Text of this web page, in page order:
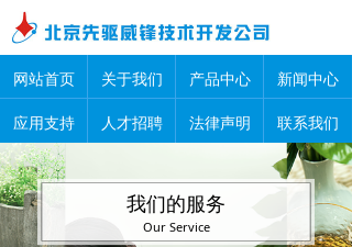
网站首页 关于我们 产品中心 新闻中心
应用支持 人才招聘 法律声明 联系我们
我们的服务
Our Service